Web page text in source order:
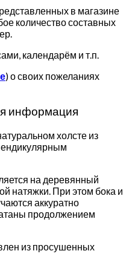
в магазине
количество составных
календарём и т.п.
) о своих пожеланиях
информация
холсте из
на деревянный
натяжки. При этом бока и
аккуратно
продолжением
из просушенных